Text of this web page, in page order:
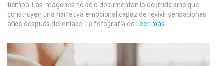
tiempo. Las imágenes no solo documentan lo ocurrido sino que
construyen una narrativa emocional capaz de revivir sensaciones
años después del enlace. La fotografía de Leer más